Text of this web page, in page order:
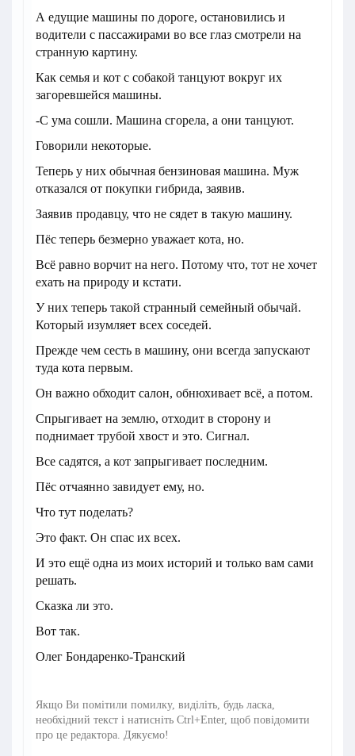
А едущие машины по дороге, остановились и
водители с пассажирами во все глаз смотрели на
странную картину.
Как семья и кот с собакой танцуют вокруг их
загоревшейся машины.
-С ума сошли. Машина сгорела, а они танцуют.
Говорили некоторые.
Теперь у них обычная бензиновая машина. Муж
отказался от покупки гибрида, заявив.
Заявив продавцу, что не сядет в такую машину.
Пёс теперь безмерно уважает кота, но.
Всё равно ворчит на него. Потому что, тот не хочет
ехать на природу и кстати.
У них теперь такой странный семейный обычай.
Который изумляет всех соседей.
Прежде чем сесть в машину, они всегда запускают
туда кота первым.
Он важно обходит салон, обнюхивает всё, а потом.
Спрыгивает на землю, отходит в сторону и
поднимает трубой хвост и это. Сигнал.
Все садятся, а кот запрыгивает последним.
Пёс отчаянно завидует ему, но.
Что тут поделать?
Это факт. Он спас их всех.
И это ещё одна из моих историй и только вам сами
решать.
Сказка ли это.
Вот так.
Олег Бондаренко-Транский
Якщо Ви помітили помилку, виділіть, будь ласка,
необхідний текст і натисніть Ctrl+Enter, щоб повідомити
про це редактора. Дякуємо!